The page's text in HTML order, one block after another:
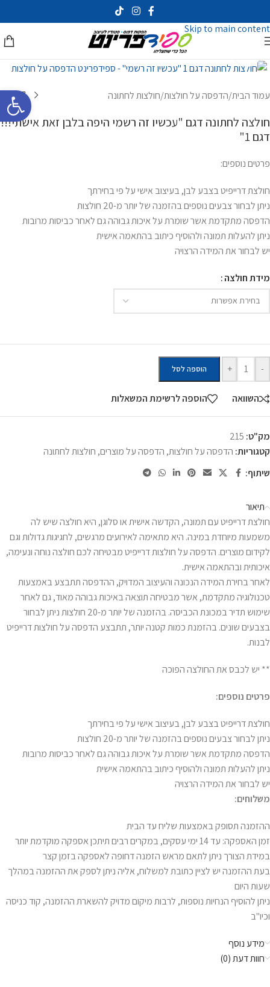
פתח
Skip to main content
עמוד הבית/הדפסה על חולצות/חולצות לחתונה
חולצה לחתונה דגם "עכשיו זה רשמי היפה בלבן זאת אישתי!!!
דגם 1"
פרטים נוספים:
חולצת דרייפיט בצבע לבן, בעיצוב אישי על פי בחירתך
ניתן לבחור צבעים נוספים בהזמנה של יותר מ-20 חולצות
הדפסה מתקדמת אשר שומרת על איכות גבוהה גם לאחר כביסות מרובות
ניתן להעלות תמונה ולהוסיף כיתוב בהתאמה אישית
יש לבחור את המידה הרצויה
מידת חולצה
-
+ הוספה לסל
השוואה הוספה לרשימת המשאלות
מק"ט: 215
קטגוריות: הדפסה על חולצות, הדפסה על מוצרים, חולצות לחתונה
שיתוף:
תיאור
חולצת דרייפיט עם תמונה, הקדשה אישית או סלוגן, היא חולצה שיש לה
משמעות מיוחדת במינה. היא מתאימה לאירועים מרגשים, לחגיגות גדולות וגם
לקידום מוצרים. הדפסה על חולצות דרייפיט מבטיחה לכם חולצה נוחה ונעימה,
איכותית ובהתאמה אישית.
לאחר בחירת המידה הנכונה והעיצוב המדויק, ההדפסה תתבצע באמצעות
טכנולוגיה מתקדמת, אשר מבטיחה תוצאה באיכות גבוהה מאוד, גם לאחר
שימוש תדיר במכונת הכביסה. בהזמנה של יותר מ-20 חולצות ניתן לבחור
בצבעים שונים. בהזמנת כמות קטנה יותר, תתבצע הדפסה על חולצות דרייפיט
לבנות.
** יש לכבס את החולצה הפוכה
פרטים נוספים:
חולצת דרייפיט בצבע לבן, בעיצוב אישי על פי בחירתך
ניתן לבחור צבעים נוספים בהזמנה של יותר מ-20 חולצות
הדפסה מתקדמת אשר שומרת על איכות גבוהה גם לאחר כביסות מרובות
ניתן להעלות תמונה ולהוסיף כיתוב בהתאמה אישית
יש לבחור את המידה הרצויה
משלוחים:
ההזמנה תסופק באמצעות שליח עד הבית
זמן האספקה: עד 14 ימי עסקים, במקרים רבים תיתכן אספקה מוקדמת יותר
במידת הצורך ניתן לתאם מראש הזמנה דחופה לאספקה בזמן קצר
בעת ההזמנה יש לציין כתובת למשלוח, אליה ניתן לספק את ההזמנה במהלך
שעות היום
ניתן להוסיף הנחיות נוספות, לרבות מיקום מדויק להשארת ההזמנה, קוד כניסה
וכיו"ב
מידע נוסף
חוות דעת (0)